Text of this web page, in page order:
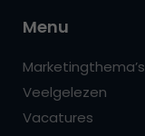
Menu
Marketingthema’s
Veelgelezen
Vacatures